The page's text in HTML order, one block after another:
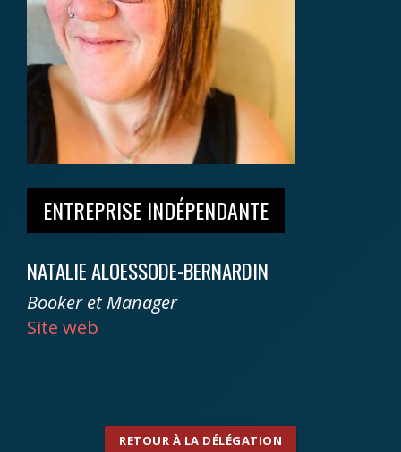
ENTREPRISE INDÉPENDANTE
NATALIE ALOESSODE-BERNARDIN
Booker et Manager
Site web
RETOUR À LA DÉLÉGATION